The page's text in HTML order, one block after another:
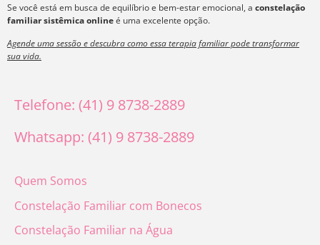
Se você está em busca de equilíbrio e bem-estar emocional, a constelação
familiar sistêmica onlineé uma excelente opção.
Agende uma sessão e descubra como essa terapia familiar pode transformar
sua vida.
Telefone: (41) 9 8738-2889
Whatsapp: (41) 9 8738-2889
Quem Somos
Constelação Familiar com Bonecos
Constelação Familiar na Água